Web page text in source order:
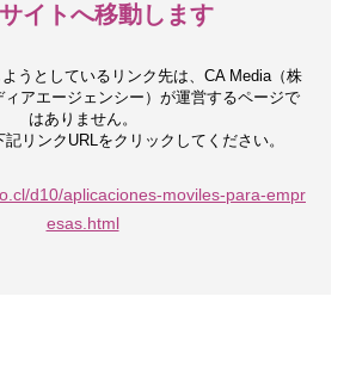
イトへ移動します
うとしているリンク先は、 CA Media（株
アエージェンシー）が運営するページで
はありません。
リンクURLをクリックしてください。
d10/aplicaciones-moviles-para-empr
esas.html